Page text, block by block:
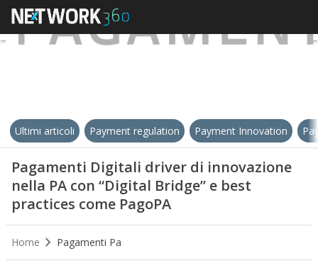
Ultimi articoli Payment regulation Payment Innovation
Pagamenti Digitali driver di innovazione
nella PA con “Digital Bridge” e best
practices come PagoPA
Home Pagamenti Pa